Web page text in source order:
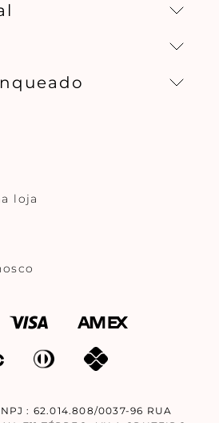
loja
: 62.014.808/0037-96 RUA